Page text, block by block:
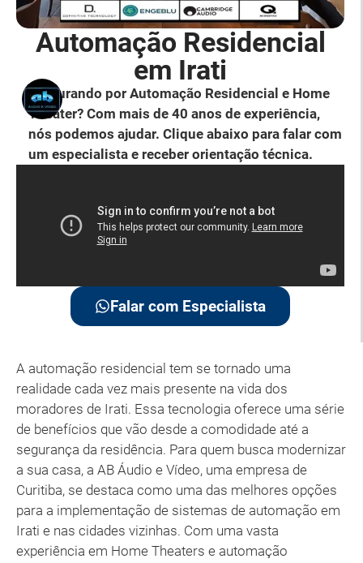
Automação Residencial
em Irati
Procurando por Automação Residencial e Home
Theater? Com mais de 40 anos de experiência,
nós podemos ajudar. Clique abaixo para falar com
um especialista e receber orientação técnica.
Falar com Especialista
A automação residencial tem se tornado uma
realidade cada vez mais presente na vida dos
moradores de Irati. Essa tecnologia oferece uma série
de benefícios que vão desde a comodidade até a
segurança da residência. Para quem busca modernizar
a sua casa, a AB Áudio e Vídeo, uma empresa de
Curitiba, se destaca como uma das melhores opções
para a implementação de sistemas de automação em
Irati e nas cidades vizinhas. Com uma vasta
experiência em Home Theaters e automação